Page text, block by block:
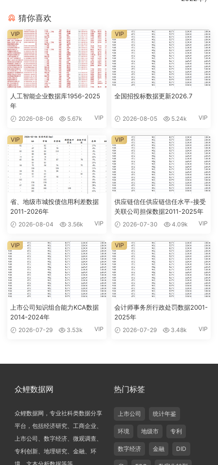
猜你喜欢
人工智能企业数据库1956-2025
年
2026-08-06 5.67k VIP
VIP
全国招投标数据更新2026.7
2026-08-05 5.24k VIP
VIP
省、地级市城投债信用利差数据
2011-2026年
2026-08-04 3.56k VIP
VIP
供应链信任供应链信任水平-接受
关联公司担保数据2011-2025年
2026-07-30 4.09k VIP
VIP
上市公司知识组合能力KCA数据
2014-2024年
2026-07-29 3.53k VIP
VIP
会计师事务所行政处罚数据2001-
2025年
2026-07-29 3.48k VIP
VIP
众鲤数据网
众鲤数据网，专业社科类数据分享
平台，包括经济研究、工商企业、
上市公司、数字经济、微观调查、
专利创新、地理研究、金融、环
热门标签
上市公司 统计年鉴
环境 地级市 专利
数字经济 金融 DID